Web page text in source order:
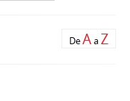
DeAaZ